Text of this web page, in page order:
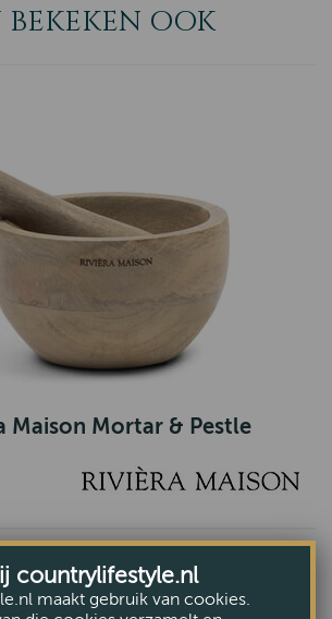
OOK
Maison Mortar & Pestle
countrylifestyle.nl
maakt gebruik van cookies.